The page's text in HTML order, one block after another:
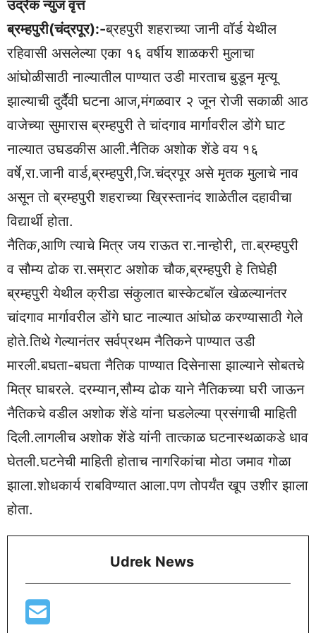
उद्रेक न्युज वृत्त
ब्रम्हपुरी(चंद्रपूर):-ब्रहपुरी शहराच्या जानी वॉर्ड येथील
रहिवासी असलेल्या एका १६ वर्षीय शाळकरी मुलाचा
आंघोळीसाठी नाल्यातील पाण्यात उडी मारताच बुडून मृत्यू
झाल्याची दुर्दैवी घटना आज,मंगळवार २ जून रोजी सकाळी आठ
वाजेच्या सुमारास ब्रम्हपुरी ते चांदगाव मार्गावरील डोंगे घाट
नाल्यात उघडकीस आली.नैतिक अशोक शेंडे वय १६
वर्षे,रा.जानी वार्ड,ब्रम्हपुरी,जि.चंद्रपूर असे मृतक मुलाचे नाव
असून तो ब्रम्हपुरी शहराच्या ख्रिस्तानंद शाळेतील दहावीचा
विद्यार्थी होता.
नैतिक,आणि त्याचे मित्र जय राऊत रा.नान्होरी, ता.ब्रम्हपुरी
व सौम्य ढोक रा.सम्राट अशोक चौक,ब्रम्हपुरी हे तिघेही
ब्रम्हपुरी येथील क्रीडा संकुलात बास्केटबॉल खेळल्यानंतर
चांदगाव मार्गावरील डोंगे घाट नाल्यात आंघोळ करण्यासाठी गेले
होते.तिथे गेल्यानंतर सर्वप्रथम नैतिकने पाण्यात उडी
मारली.बघता-बघता नैतिक पाण्यात दिसेनासा झाल्याने सोबतचे
मित्र घाबरले. दरम्यान,सौम्य ढोक याने नैतिकच्या घरी जाऊन
नैतिकचे वडील अशोक शेंडे यांना घडलेल्या प्रसंगाची माहिती
दिली.लागलीच अशोक शेंडे यांनी तात्काळ घटनास्थळाकडे धाव
घेतली.घटनेची माहिती होताच नागरिकांचा मोठा जमाव गोळा
झाला.शोधकार्य राबविण्यात आला.पण तोपर्यंत खूप उशीर झाला
होता.
Udrek News